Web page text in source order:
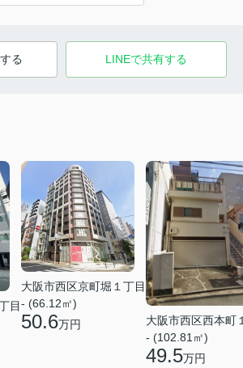
る LINEで共有する
目
大阪市西区京町堀１丁目
- (66.12㎡)
50.6万円
大阪市西区西本町
- (102.81㎡)
49.5万円